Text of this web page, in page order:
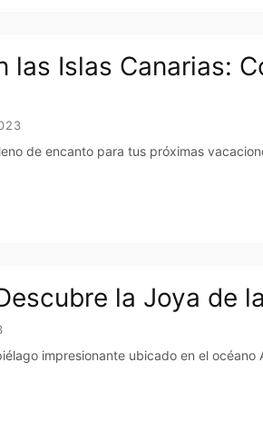
las Islas Canarias:
de encanto para tus próximas
la Joya de
impresionante ubicado en el